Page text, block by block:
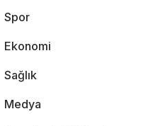
Spor
Ekonomi
Sağlık
Medya